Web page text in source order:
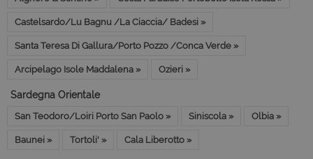
Castelsardo/Lu Bagnu /La Ciaccia/ Badesi »
Santa Teresa Di Gallura/Porto Pozzo /Conca Verde »
Arcipelago Isole Maddalena » Ozieri »
Sardegna Orientale
San Teodoro/Loiri Porto San Paolo » Siniscola » Olbia »
Baunei » Tortoli' » Cala Liberotto »